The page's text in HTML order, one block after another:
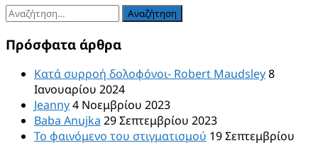
Αναζήτηση
Πρόσφατα άρθρα
Κατά συρροή δολοφόνοι- Robert Maudsley8
Ιανουαρίου 2024
Jeanny4 Νοεμβρίου 2023
Baba Anujka 29 Σεπτεμβρίου 2023
Το φαινόμενο του στιγματισμού 19 Σεπτεμβρίου